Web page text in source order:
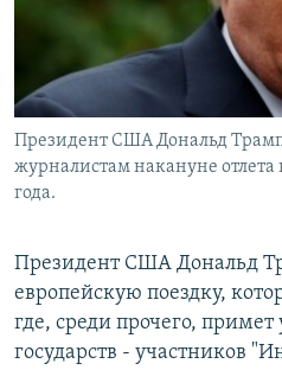
Президент США Дональд
журналистам накануне
года.
Президент США Дональд
европейскую поездку,
где, среди прочего,
государств - участников